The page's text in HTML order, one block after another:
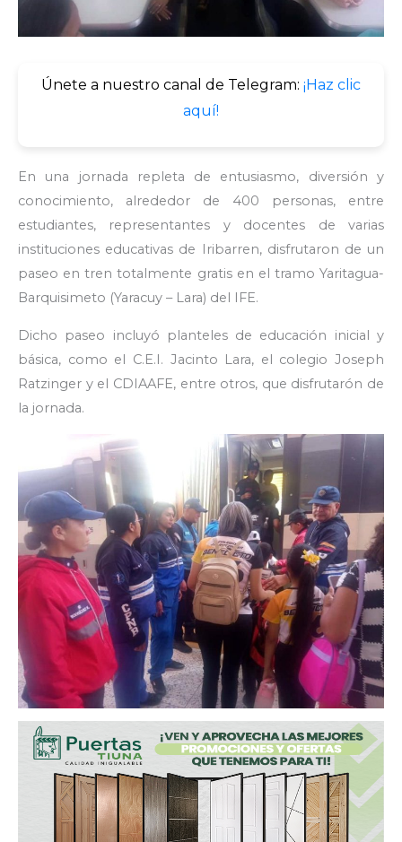
Únete a nuestro canal de Telegram: ¡Haz clic
aquí!
En una jornada repleta de entusiasmo, diversión y
conocimiento, alrededor de 400 personas, entre
estudiantes, representantes y docentes de varias
instituciones educativas de Iribarren, disfrutaron de un
paseo en tren totalmente gratis en el tramo Yaritagua-
Barquisimeto (Yaracuy – Lara) del IFE.
Dicho paseo incluyó planteles de educación inicial y
básica, como el C.E.I. Jacinto Lara, el colegio Joseph
Ratzinger y el CDIAAFE, entre otros, que disfrutarón de
la jornada.